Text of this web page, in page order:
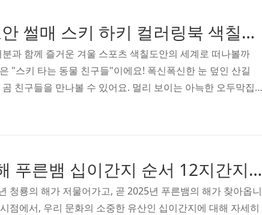
속 곰" 🐻은 따뜻한 동굴에서 바깥세상을 바라보며 사색에 ..
겨울 색칠공부도안 썰매 스키 하키 컬러링북 색칠하기 색칠공부 유아 어르신 노인 시니어 인지프로그램 치매예방 활동지 무료
과 함께 즐거운 겨울 스포츠 색칠도안의 세계로 떠나볼까
"스키 타는 동물 친구들"이에요! 폭신폭신한 눈 덮인 산길
친구들을 만나볼 수 있어요. 멀리 보이는 아늑한 오두막집
드 챔피언"에서는 멋진 점프를 선보이는 꼬마 선수나 귀여
자의 개성 넘치는 썰매를 타고 질주하는 친구들을 만
2025년 띠 무슨해 푸른뱀 십이간지 순서 12지간지 색칠공부도안 컬러링북 색칠하기 색칠공부 유아 어르신 노인 시니어 인지프로그램 치매예방 활동지 무료
청룡의 해가 저물어가고, 곧 2025년 푸른뱀의 해가 찾아옵니
점에서, 우리 문화의 소중한 유산인 십이간지에 대해 자세히